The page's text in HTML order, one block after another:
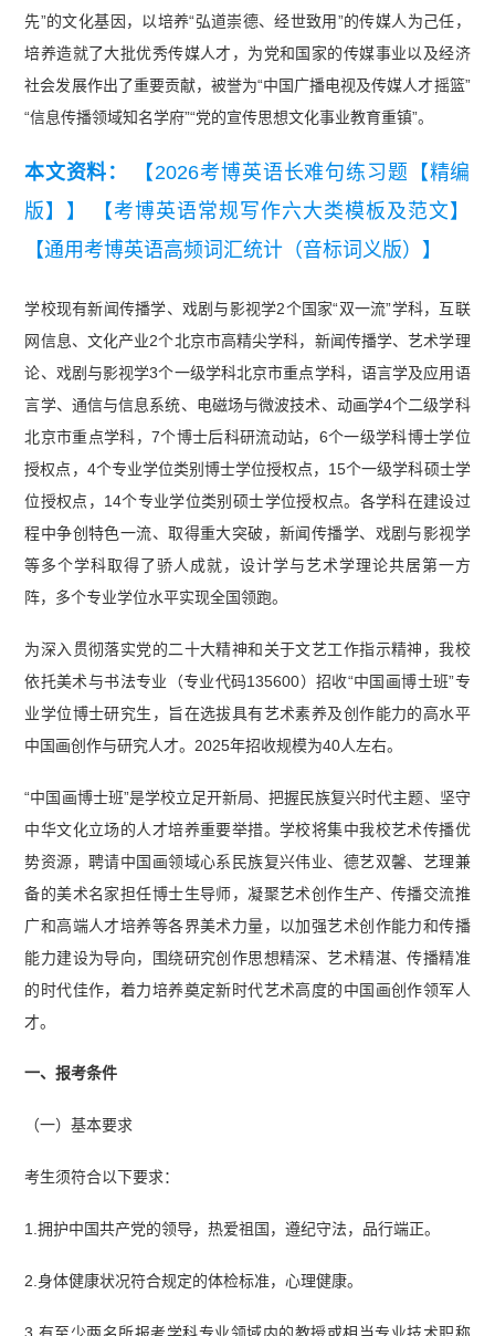
先”的文化基因，以培养“弘道崇德、经世致用”的传媒人为己任，
培养造就了大批优秀传媒人才，为党和国家的传媒事业以及经济
社会发展作出了重要贡献，被誉为“中国广播电视及传媒人才摇篮”
“信息传播领域知名学府”“党的宣传思想文化事业教育重镇”。
本文资料：
【2026考博英语长难句练习题【精编
版】】
【考博英语常规写作六大类模板及范文】
【通用考博英语高频词汇统计（音标词义版）】
学校现有新闻传播学、戏剧与影视学2个国家“双一流”学科，互联
网信息、文化产业2个北京市高精尖学科，新闻传播学、艺术学理
论、戏剧与影视学3个一级学科北京市重点学科，语言学及应用语
言学、通信与信息系统、电磁场与微波技术、动画学4个二级学科
北京市重点学科，7个博士后科研流动站，6个一级学科博士学位
授权点，4个专业学位类别博士学位授权点，15个一级学科硕士学
位授权点，14个专业学位类别硕士学位授权点。各学科在建设过
程中争创特色一流、取得重大突破，新闻传播学、戏剧与影视学
等多个学科取得了骄人成就，设计学与艺术学理论共居第一方
阵，多个专业学位水平实现全国领跑。
为深入贯彻落实党的二十大精神和关于文艺工作指示精神，我校
依托美术与书法专业（专业代码135600）招收“中国画博士班”专
业学位博士研究生，旨在选拔具有艺术素养及创作能力的高水平
中国画创作与研究人才。2025年招收规模为40人左右。
“中国画博士班”是学校立足开新局、把握民族复兴时代主题、坚守
中华文化立场的人才培养重要举措。学校将集中我校艺术传播优
势资源，聘请中国画领域心系民族复兴伟业、德艺双馨、艺理兼
备的美术名家担任博士生导师，凝聚艺术创作生产、传播交流推
广和高端人才培养等各界美术力量，以加强艺术创作能力和传播
能力建设为导向，围绕研究创作思想精深、艺术精湛、传播精准
的时代佳作，着力培养奠定新时代艺术高度的中国画创作领军人
才。
一、报考条件
（一）基本要求
考生须符合以下要求：
1.拥护中国共产党的领导，热爱祖国，遵纪守法，品行端正。
2.身体健康状况符合规定的体检标准，心理健康。